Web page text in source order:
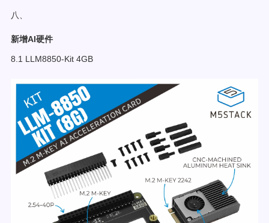
八、
新增AI硬件
8.1 LLM8850-Kit 4GB